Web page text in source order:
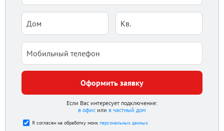
Оформить заявку
Если Вас интересует подключение:
в офис или в частный дом
Я согласен на обработку моих персональных данных